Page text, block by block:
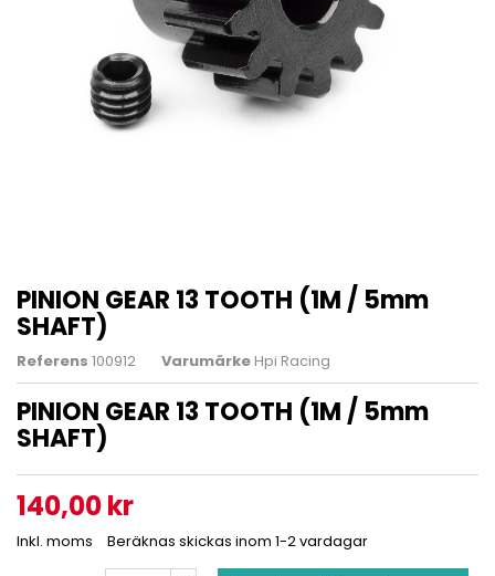
PINION GEAR 13 TOOTH (1M / 5mm
SHAFT)
Referens 100912 Varumärke Hpi Racing
PINION GEAR 13 TOOTH (1M / 5mm
SHAFT)
140,00 kr
Inkl. moms Beräknas skickas inom 1-2 vardagar